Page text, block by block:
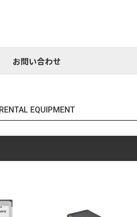
お問い合わせ
RENTAL EQUIPMENT